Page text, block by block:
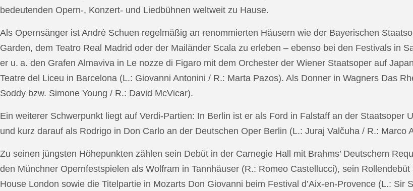
bedeutenden Opern-, Konzert- und Liedbühnen weltweit zu Hause.
Als Opernsänger ist Andrè Schuen regelmäßig an renommierten Häusern wie der Bayerischen
Garden, dem Teatro Real Madrid oder der Mailänder Scala zu erleben – ebenso bei den Festivals in
er u. a. den Grafen Almaviva in Le nozze di Figaro mit dem Orchester der Wiener Staatsoper auf
Teatre del Liceu in Barcelona (L.: Giovanni Antonini / R.: Marta Pazos). Als Donner in Wagners Das
Soddy bzw. Simone Young / R.: David McVicar).
Ein weiterer Schwerpunkt liegt auf Verdi-Partien: In Berlin ist er als Ford in Falstaff an der Staatsoper
und kurz darauf als Rodrigo in Don Carlo an der Deutschen Oper Berlin (L.: Juraj Valčuha / R.: Marco
Zu seinen jüngsten Höhepunkten zählen sein Debüt in der Carnegie Hall mit Brahms’ Deutschem
den Münchner Opernfestspielen als Wolfram in Tannhäuser (R.: Romeo Castellucci), sein
House London sowie die Titelpartie in Mozarts Don Giovanni beim Festival d’Aix-en-Provence (L.: